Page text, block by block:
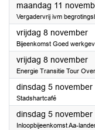
maandag 11
Vergadervrij ivm
vrijdag 8 november
Bijeenkomst Goed
vrijdag 8 november
Energie Transitie Tour
dinsdag 5 november
Stadshartcafé
dinsdag 5 november
Inloopbijeenkomst Aa-